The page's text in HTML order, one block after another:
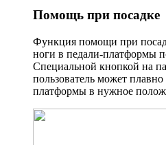
Помощь при посадке
Функция помощи при
ноги в педали-платформы
Специальной кнопкой на
пользователь может
платформы в нужное